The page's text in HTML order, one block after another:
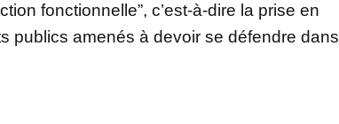
fonctionnelle”, c’est-à-dire la prise en
publics amenés à devoir se défendre dans